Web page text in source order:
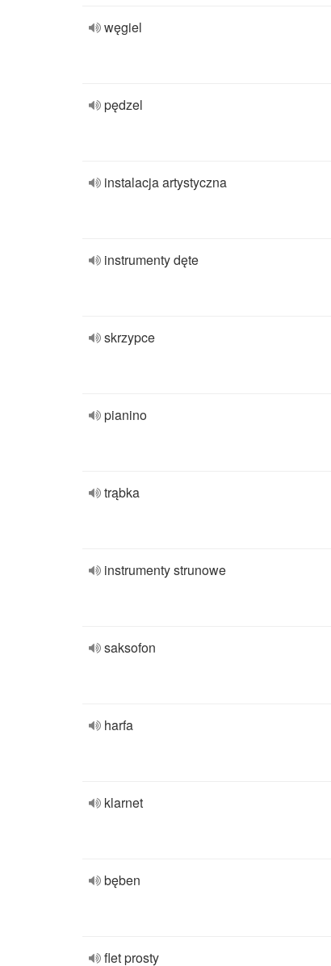
węgiel
pędzel
instalacja artystyczna
instrumenty dęte
skrzypce
pianino
trąbka
instrumenty strunowe
saksofon
harfa
klarnet
bęben
flet prosty